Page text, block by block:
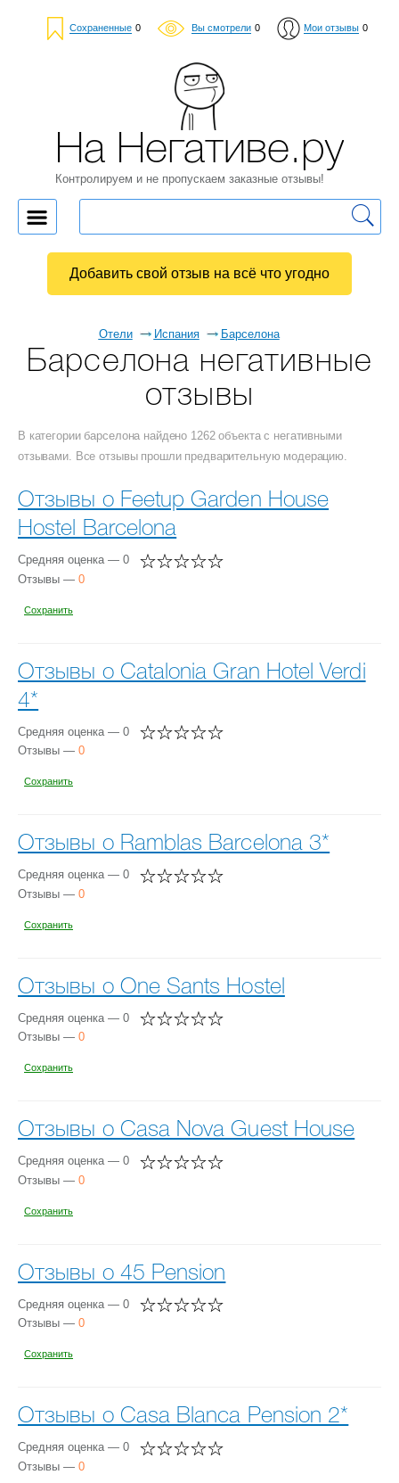
Сохраненные 0 Вы смотрели 0 Мои отзывы 0
Отели Испания Барселона
Барселона негативные
отзывы
В категории барселона найдено 1262 объекта с негативными
отзывами. Все отзывы прошли предварительную модерацию.
Отзывы о Feetup Garden House
Hostel Barcelona
Средняя оценка — 0
Отзывы — 0
Сохранить
Отзывы о Catalonia Gran Hotel Verdi
4*
Средняя оценка — 0
Отзывы — 0
Сохранить
Отзывы о Ramblas Barcelona 3*
Средняя оценка — 0
Отзывы — 0
Сохранить
Отзывы о One Sants Hostel
Средняя оценка — 0
Отзывы — 0
Сохранить
Отзывы о Casa Nova Guest House
Средняя оценка — 0
Отзывы — 0
Сохранить
Отзывы о 45 Pension
Средняя оценка — 0
Отзывы — 0
Сохранить
Отзывы о Casa Blanca Pension 2*
Средняя оценка — 0
Отзывы — 0
На Негативе.ру
Контролируем и не пропускаем заказные отзывы!
Добавить свой отзыв на всё что угодно